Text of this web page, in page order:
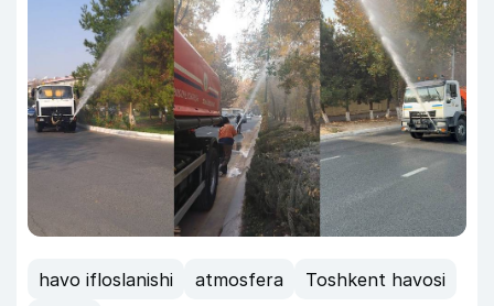
havo ifloslanishi atmosfera
Toshkent havosi